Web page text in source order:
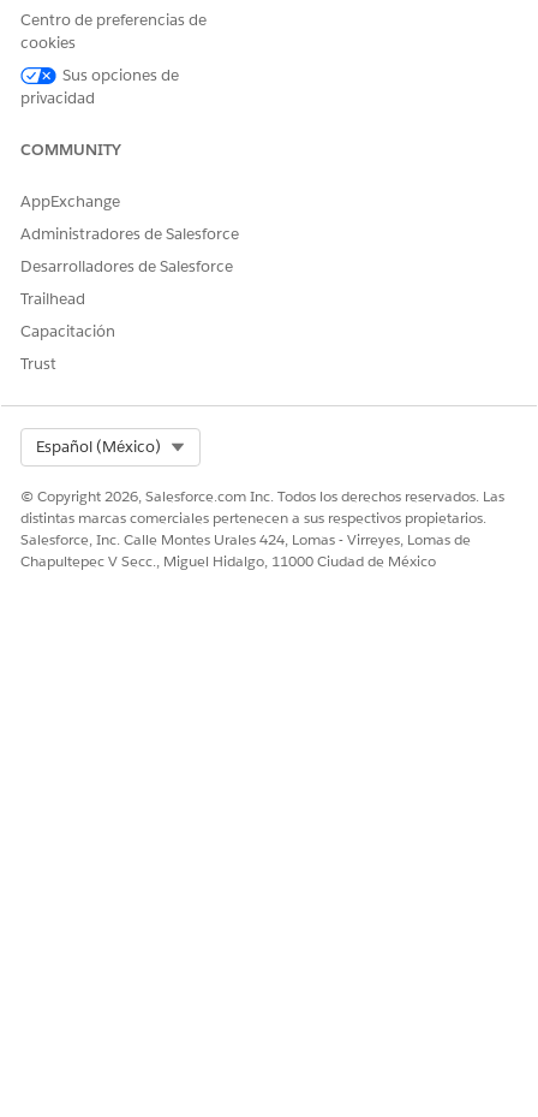
¿RESOLVIÓ ESTE ARTÍCULO SU PROBLEMA?
Centro de preferencias de
cookies
Sus opciones de
privacidad
COMMUNITY
AppExchange
Administradores de Salesforce
Desarrolladores de Salesforce
Trailhead
Capacitación
Trust
Español (México)
© Copyright 2026, Salesforce.com Inc. Todos los derechos reservados. Las
distintas marcas comerciales pertenecen a sus respectivos propietarios.
Salesforce, Inc. Calle Montes Urales 424, Lomas - Virreyes, Lomas de
Chapultepec V Secc., Miguel Hidalgo, 11000 Ciudad de México